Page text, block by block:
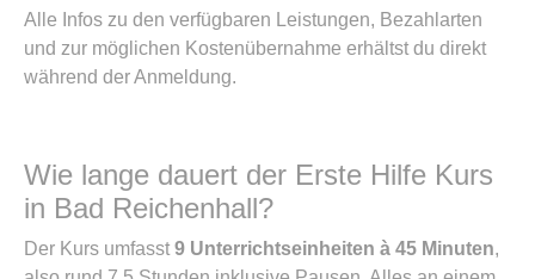
Alle Infos zu den verfügbaren Leistungen, Bezahlarten
und zur möglichen Kostenübernahme erhältst du direkt
während der Anmeldung.
Wie lange dauert der Erste Hilfe Kurs
in Bad Reichenhall?
Der Kurs umfasst 9 Unterrichtseinheiten à 45 Minuten,